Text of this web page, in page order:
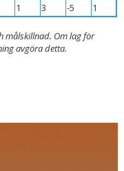
1 3 -5 1
målskillnad. Om lag för
avgöra detta.